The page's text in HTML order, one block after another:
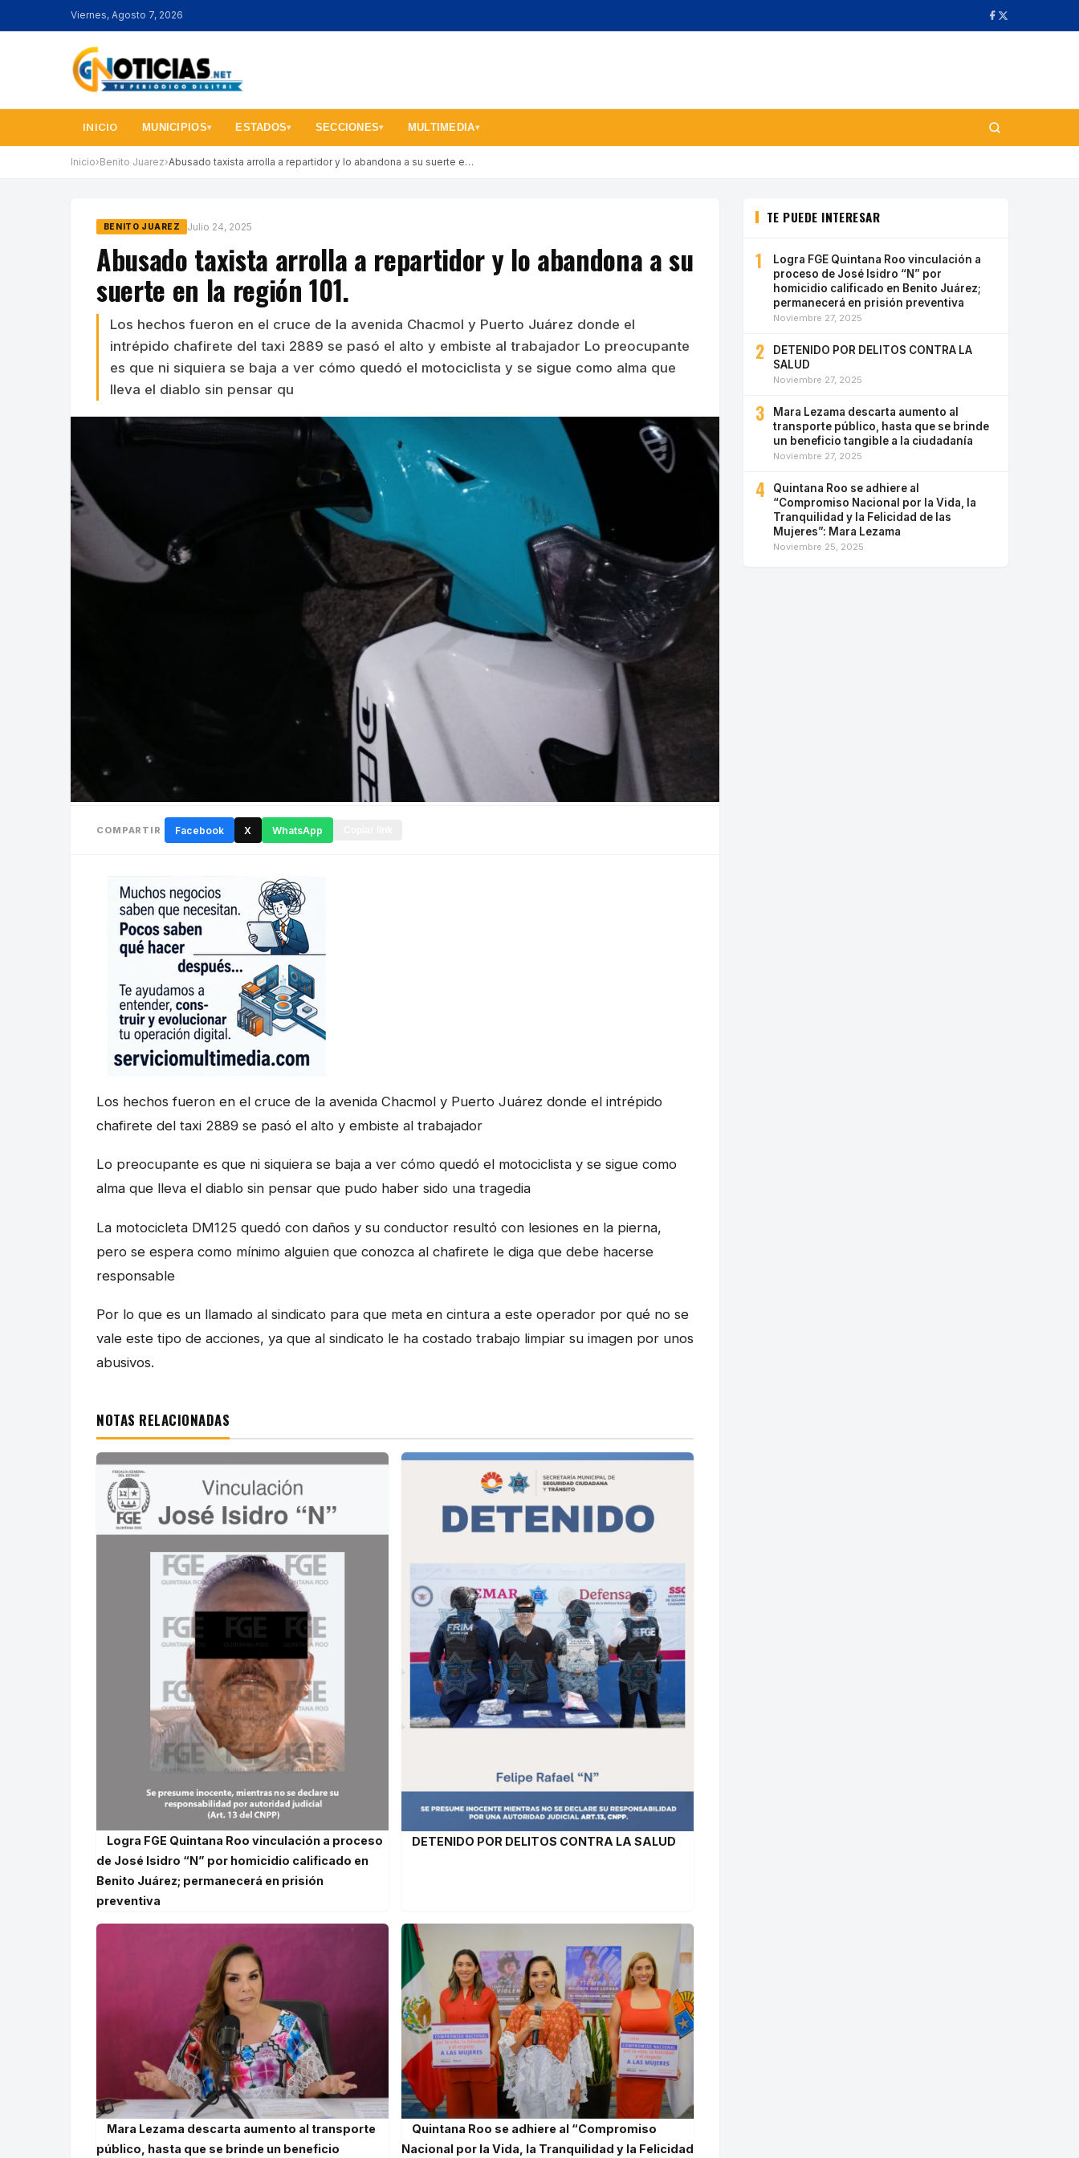
Viernes, Agosto 7, 2026
INICIO MUNICIPIOS▾ ESTADOS▾ SECCIONES▾ MULTIMEDIA▾
Inicio› Benito Juarez›Abusado taxista arrolla a repartidor y lo abandona a su suerte e…
BENITO JUAREZ Julio 24, 2025
Abusado taxista arrolla a repartidor y lo abandona a su
suerte en la región 101.
Los hechos fueron en el cruce de la avenida Chacmol y Puerto Juárez donde el
intrépido chafirete del taxi 2889 se pasó el alto y embiste al trabajador Lo preocupante
es que ni siquiera se baja a ver cómo quedó el motociclista y se sigue como alma que
lleva el diablo sin pensar qu
COMPARTIR Facebook X WhatsApp
Los hechos fueron en el cruce de la avenida Chacmol y Puerto Juárez donde el intrépido
chafirete del taxi 2889 se pasó el alto y embiste al trabajador
Lo preocupante es que ni siquiera se baja a ver cómo quedó el motociclista y se sigue como
alma que lleva el diablo sin pensar que pudo haber sido una tragedia
La motocicleta DM125 quedó con daños y su conductor resultó con lesiones en la pierna,
pero se espera como mínimo alguien que conozca al chafirete le diga que debe hacerse
responsable
Por lo que es un llamado al sindicato para que meta en cintura a este operador por qué no se
vale este tipo de acciones, ya que al sindicato le ha costado trabajo limpiar su imagen por unos
abusivos.
NOTAS RELACIONADAS
Logra FGE Quintana Roo vinculación a proceso
de José Isidro “N” por homicidio calificado en
Benito Juárez; permanecerá en prisión
preventiva
DETENIDO POR DELITOS CONTRA LA SALUD
Mara Lezama descarta aumento al transporte
público, hasta que se brinde un beneficio
Quintana Roo se adhiere al “Compromiso
Nacional por la Vida, la Tranquilidad y la Felicidad
TE PUEDE INTERESAR
1
Logra FGE Quintana Roo vinculación a
proceso de José Isidro “N” por
homicidio calificado en Benito Juárez;
permanecerá en prisión preventiva
Noviembre 27, 2025
2
DETENIDO POR DELITOS CONTRA LA
SALUD
Noviembre 27, 2025
3
Mara Lezama descarta aumento al
transporte público, hasta que se brinde
un beneficio tangible a la ciudadanía
Noviembre 27, 2025
4
Quintana Roo se adhiere al
“Compromiso Nacional por la Vida, la
Tranquilidad y la Felicidad de las
Mujeres”: Mara Lezama
Noviembre 25, 2025